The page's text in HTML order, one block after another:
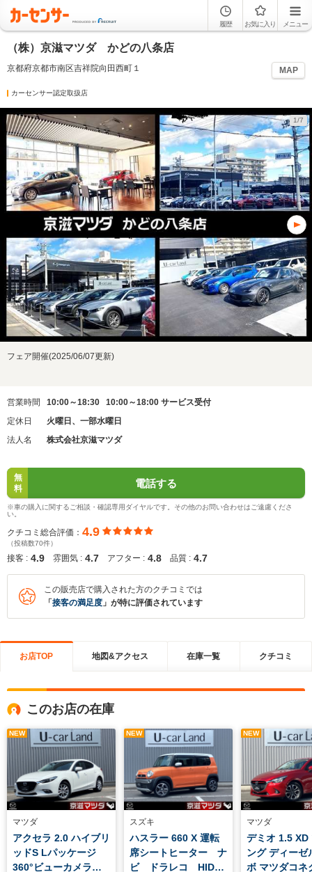
履歴 お気に入り メニュー
（株）京滋マツダ かどの八条店
京都府京都市南区吉祥院向田西町１ MAP
カーセンサー認定取扱店
1/7
フェア開催(2025/06/07更新)
営業時間
10:00～18:30 10:00～18:00 サービス受付
定休日
火曜日、一部水曜日
法人名
株式会社京滋マツダ
無
料
電話する
※車の購入に関するご相談・確認専用ダイヤルです。その他のお問い合わせはご遠慮くださ
い。
クチコミ総合評価： 4.9
（投稿数70件）
接客 : 4.9 雰囲気 : 4.7 アフター : 4.8 品質 : 4.7
この販売店で購入された方のクチコミでは
「 接客の満足度 」が特に評価されています
お店TOP 地図&アクセス 在庫一覧 クチコミ
このお店の在庫
NEW
マツダ
アクセラ 2.0 ハイブリ
ッドS Lパッケージ
360°ビューカメラ
NEW
スズキ
ハスラー 660 X 運転
席シートヒーター ナ
ビ ドラレコ HID
NEW
マツダ
デミオ 1.5 XD
ング ディーゼ
ボ マツダコネ